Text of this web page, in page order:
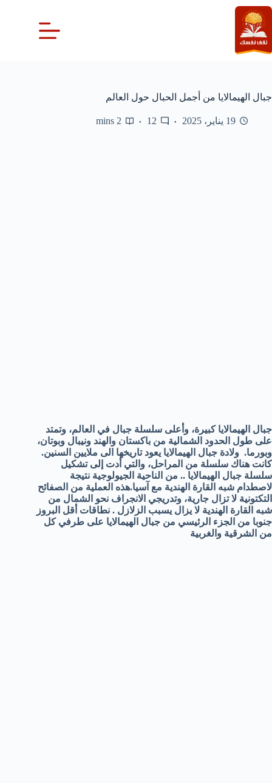
التجاوز
إلى
المحتوى
جبال الهيمالايا من أجمل الحبال حول العالم
19 يناير، 2025 12
2 mins
جبال الهيمالايا كبيرة، وأعلى سلسلة جبال في العالم، وتمتد
على طول الحدود الشمالية من باكستان والهند ونيبال وبوتان،
وبورما. ولادة جبال الهيمالايا يعود تاريخها الى ملايين السنين.
كانت هناك سلسلة من المراحل، والتي أدت إلى تشكيل
سلسلة جبال الهيمالايا .. من الناحية الجيولوجية نتيجة
لاصطدام شبه القارة الهندية مع آسيا.هذه العملية من الصفائح
التكتونية لا تزال جارية، وتدريجي الانجراف نحو الشمال من
شبه القارة الهندية لا يزال يسبب الزلازل . نطاقات أقل البروز
جنوبا من الجزء الرئيسي من جبال الهيمالايا على طرفي كل
من الشرقية والغربية